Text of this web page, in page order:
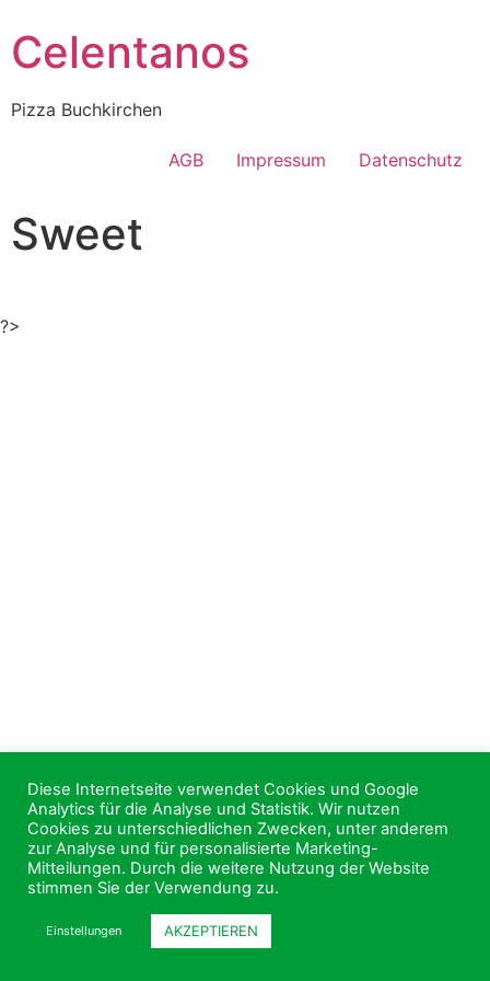
Celentanos
Pizza Buchkirchen
AGB Impressum Datenschutz
Sweet
Diese Internetseite verwendet Cookies und Google
Analytics für die Analyse und Statistik. Wir nutzen
Cookies zu unterschiedlichen Zwecken, unter anderem
zur Analyse und für personalisierte Marketing-
Mitteilungen. Durch die weitere Nutzung der Website
stimmen Sie der Verwendung zu.
Einstellungen AKZEPTIEREN
?>